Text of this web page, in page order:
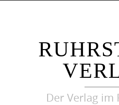
Der Verlag im